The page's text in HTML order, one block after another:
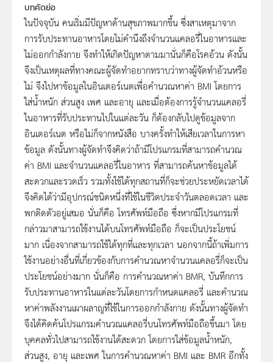
บทคัดย่อ
ในปัจจุบัน คนเริ่มมีปัญหาด้านสุขภาพมากขึ้น ซึ่งสาเหตุมาจาก
การรับประทานอาหารโดยไม่คำนึงถึงจำนวนแคลอรี่ในอาหารและ
ไม่ออกกำลังกาย จึงทำให้เกิดปัญหาตามมานั่นก็คือโรคอ้วน ดังนั้น
จึงเป็นเหตุผลที่ทางคณะผู้จัดทำอยากทราบว่าทางผู้จัดทำอ้วนหรือ
ไม่ จึงไปหาข้อมูลในอินเตอร์เนตเพื่อคำนวณหาค่า BMI โดยการ
ใส่น้ำหนัก ส่วนสูง เพศ และอายุ และเมื่อต้องการรู้จำนวนแคลอรี่
ในอาหารที่รับประทานไปในแต่ละวัน ก็ต้องกลับไปดูข้อมูลจาก
อินเตอร์เนต หรือไม่ก็จากหนังสือ บางครั้งทำให้เสียเวลาในการหา
ข้อมูล ดังนั้นทางผู้จัดทำจึงคิดว่าถ้ามีโปรแกรมที่สามารถคำนวณ
ค่า BMI และจำนวนแคลอรี่ในอาหาร ที่สามารถค้นหาข้อมูลได้
สะดวกและรวดเร็ว รวมทั้งใช้ได้ทุกสถานที่ก็จะช่วยประหยัดเวลาได้
จึงคิดได้ว่ามีอุปกรณ์ชนิดหนึ่งที่ใช้ในชีวิตประจำวันตลอดเวลา และ
พกติดตัวอยู่เสมอ นั่นก็คือ โทรศัพท์มือถือ ซึ่งหากมีโปรแกรมที่
กล่าวมาสามารถใช้งานได้บนโทรศัพท์มือถือ ก็จะเป็นประโยชน์
มาก เนื่องจากสามารถใช้ได้ทุกที่และทุกเวลา นอกจากนี้ถ้าเพิ่มการ
ใช้งานอย่างอื่นที่เกี่ยวข้องกับการคำนวณหาจำนวนแคลอรี่ก็จะเป็น
ประโยชน์อย่างมาก นั่นก็คือ การคำนวณหาค่า BMR, บันทึกการ
รับประทานอาหารในแต่ละวันโดยการกำหนดแคลอรี่ และคำนวณ
หาค่าพลังงานเผาผลาญที่ใช้ในการออกกำลังกาย ดังนั้นทางผู้จัดทำ
จึงได้คิดค้นโปรแกรมคำนวณแคลอรี่บนโทรศัพท์มือถือขึ้นมา โดย
บุคคลทั่วไปสามารถใช้งานได้สะดวก โดยการใส่ข้อมูลน้ำหนัก,
ส่วนสูง, อายุ และเพศ ในการคำนวณหาค่า BMI และ BMR อีกทั้ง